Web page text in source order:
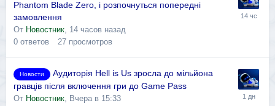
Phantom Blade Zero, і розпочнуться попередні
замовлення
От Новостник, 14 часов назад
0 ответов 27 просмотров
Новости
Аудиторія Hell is Us зросла до мільйона
гравців після включення гри до Game Pass
От Новостник Вчера в 15:33